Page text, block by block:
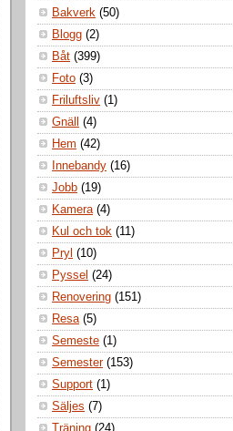
Bakverk (50)
Blogg (2)
Båt (399)
Foto (3)
Friluftsliv (1)
Gnäll
(4)
Hem (42)
Innebandy (16)
Jobb (19)
Kamera (4)
Kul och tok (11)
Pryl (10)
Pyssel (24)
Renovering (151)
Resa (5)
Semeste (1)
Semester (153)
Support (1)
Säljes (7)
Träning (24)